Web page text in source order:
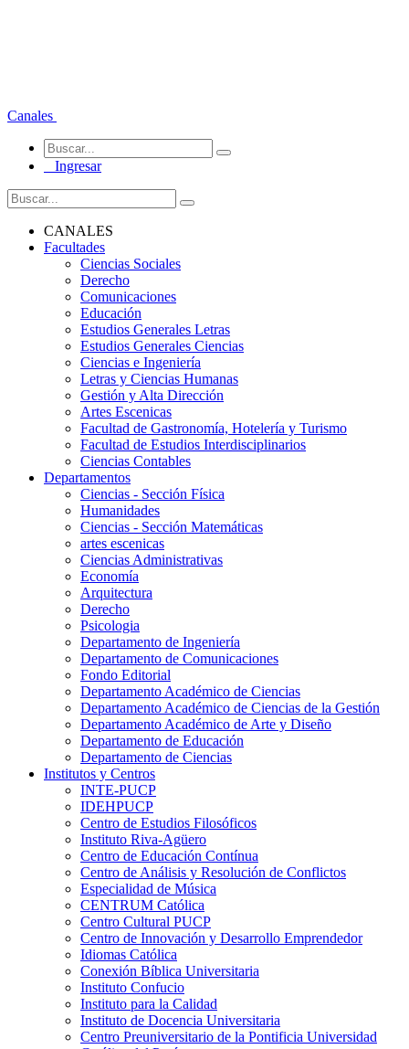
Canales
Ingresar
CANALES
Facultades
Ciencias Sociales
Derecho
Comunicaciones
Educación
Estudios Generales Letras
Estudios Generales Ciencias
Ciencias e Ingeniería
Letras y Ciencias Humanas
Gestión y Alta Dirección
Artes Escenicas
Facultad de Gastronomía, Hotelería y Turismo
Facultad de Estudios Interdisciplinarios
Ciencias Contables
Departamentos
Ciencias - Sección Física
Humanidades
Ciencias - Sección Matemáticas
artes escenicas
Ciencias Administrativas
Economía
Arquitectura
Derecho
Psicologia
Departamento de Ingeniería
Departamento de Comunicaciones
Fondo Editorial
Departamento Académico de Ciencias
Departamento Académico de Ciencias de la Gestión
Departamento Académico de Arte y Diseño
Departamento de Educación
Departamento de Ciencias
Institutos y Centros
INTE-PUCP
IDEHPUCP
Centro de Estudios Filosóficos
Instituto Riva-Agüero
Centro de Educación Contínua
Centro de Análisis y Resolución de Conflictos
Especialidad de Música
CENTRUM Católica
Centro Cultural PUCP
Centro de Innovación y Desarrollo Emprendedor
Idiomas Católica
Conexión Bíblica Universitaria
Instituto Confucio
Instituto para la Calidad
Instituto de Docencia Universitaria
Centro Preuniversitario de la Pontificia Universidad